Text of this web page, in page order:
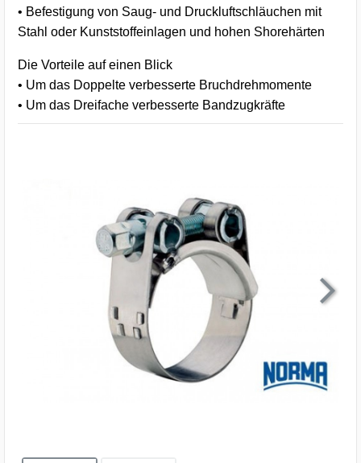
• Befestigung von Saug- und Druckluftschläuchen mit
Stahl oder Kunststoffeinlagen und hohen Shorehärten
Die Vorteile auf einen Blick
• Um das Doppelte verbesserte Bruchdrehmomente
• Um das Dreifache verbesserte Bandzugkräfte
